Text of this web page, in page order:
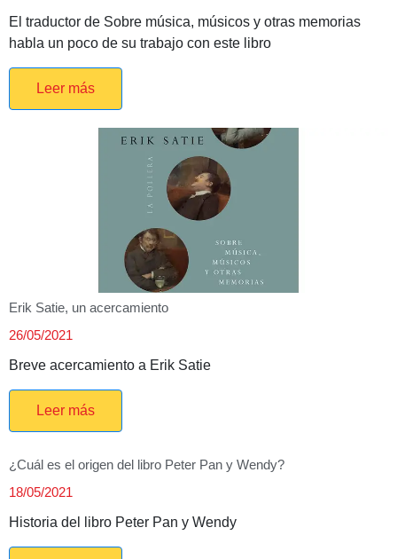
El traductor de Sobre música, músicos y otras memorias
habla un poco de su trabajo con este libro
Leer más
Erik Satie, un acercamiento
26/05/2021
Breve acercamiento a Erik Satie
Leer más
¿Cuál es el origen del libro Peter Pan y Wendy?
18/05/2021
Historia del libro Peter Pan y Wendy